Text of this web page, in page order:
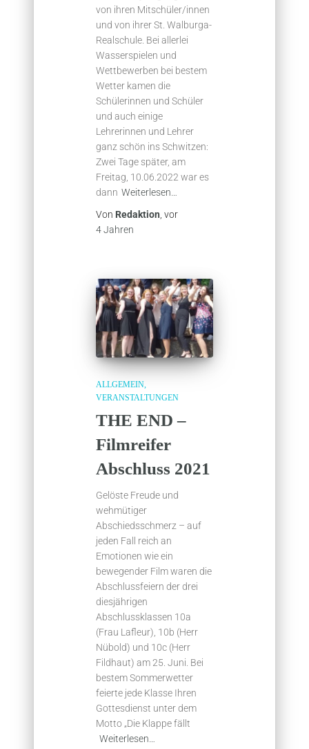
von ihren Mitschüler/innen
und von ihrer St. Walburga-
Realschule. Bei allerlei
Wasserspielen und
Wettbewerben bei bestem
Wetter kamen die
Schülerinnen und Schüler
und auch einige
Lehrerinnen und Lehrer
ganz schön ins Schwitzen:
Zwei Tage später, am
Freitag, 10.06.2022 war es
dann Weiterlesen…
Von Redaktion, vor
4 Jahren
ALLGEMEIN
VERANSTALTUNGEN
THE END –
Filmreifer
Abschluss 2021
Gelöste Freude und
wehmütiger
Abschiedsschmerz – auf
jeden Fall reich an
Emotionen wie ein
bewegender Film waren die
Abschlussfeiern der drei
diesjährigen
Abschlussklassen 10a
(Frau Lafleur), 10b (Herr
Nübold) und 10c (Herr
Fildhaut) am 25. Juni. Bei
bestem Sommerwetter
feierte jede Klasse Ihren
Gottesdienst unter dem
Motto „Die Klappe fällt
Weiterlesen…